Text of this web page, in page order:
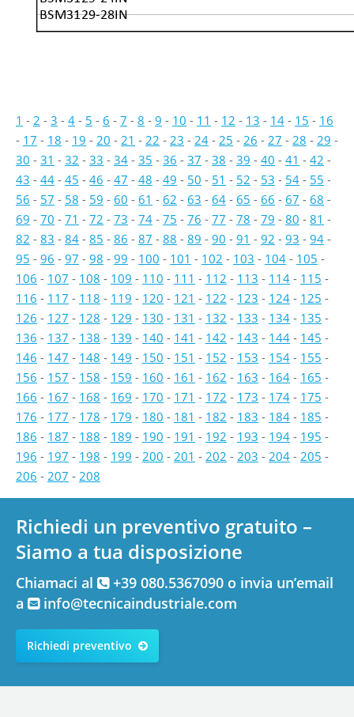
BSM3129-28IN
1 - 2 - 3 - 4 - 5 - 6 - 7 - 8 - 9 - 10 - 11 - 12 - 13 - 14 - 15 - 16
- 17 - 18 - 19 - 20 - 21 - 22 - 23 - 24 - 25 - 26 - 27 - 28 - 29 -
30 - 31 - 32 - 33 - 34 - 35 - 36 - 37 - 38 - 39 - 40 - 41 - 42 -
43 - 44 - 45 - 46 - 47 - 48 - 49 - 50 - 51 - 52 - 53 - 54 - 55 -
56 - 57 - 58 - 59 - 60 - 61 - 62 - 63 - 64 - 65 - 66 - 67 - 68 -
69 - 70 - 71 - 72 - 73 - 74 - 75 - 76 - 77 - 78 - 79 - 80 - 81 -
82 - 83 - 84 - 85 - 86 - 87 - 88 - 89 - 90 - 91 - 92 - 93 - 94 -
95 - 96 - 97 - 98 - 99 - 100 - 101 - 102 - 103 - 104 - 105 -
106 - 107 - 108 - 109 - 110 - 111 - 112 - 113 - 114 - 115 -
116 - 117 - 118 - 119 - 120 - 121 - 122 - 123 - 124 - 125 -
126 - 127 - 128 - 129 - 130 - 131 - 132 - 133 - 134 - 135 -
136 - 137 - 138 - 139 - 140 - 141 - 142 - 143 - 144 - 145 -
146 - 147 - 148 - 149 - 150 - 151 - 152 - 153 - 154 - 155 -
156 - 157 - 158 - 159 - 160 - 161 - 162 - 163 - 164 - 165 -
166 - 167 - 168 - 169 - 170 - 171 - 172 - 173 - 174 - 175 -
176 - 177 - 178 - 179 - 180 - 181 - 182 - 183 - 184 - 185 -
186 - 187 - 188 - 189 - 190 - 191 - 192 - 193 - 194 - 195 -
196 - 197 - 198 - 199 - 200 - 201 - 202 - 203 - 204 - 205 -
206 - 207 - 208
Richiedi un preventivo gratuito –
Siamo a tua disposizione
Chiamaci al
+39 080.5367090 o invia un’email
a
info@tecnicaindustriale.com
Richiedi preventivo